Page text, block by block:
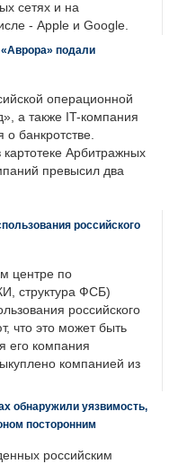
сетях и на
- Apple и Google.
подали
операционной
а также IT-компания
банкротстве.
Арбитражных
превысил два
российского
центре по
структура ФСБ)
российского
что это может быть
его компания
компанией из
обнаружили уязвимость,
посторонним
российским